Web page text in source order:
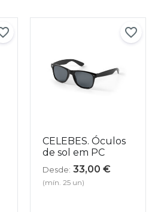
CELEBES. Óculos
de sol em PC
Desde: 33,00 €
(mín. 25 un)